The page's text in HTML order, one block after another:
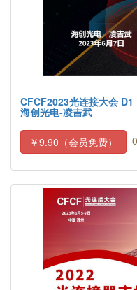
CFCF2023光连接大会 D1
海创光电-凌吉武
￥9.90（会员免费）